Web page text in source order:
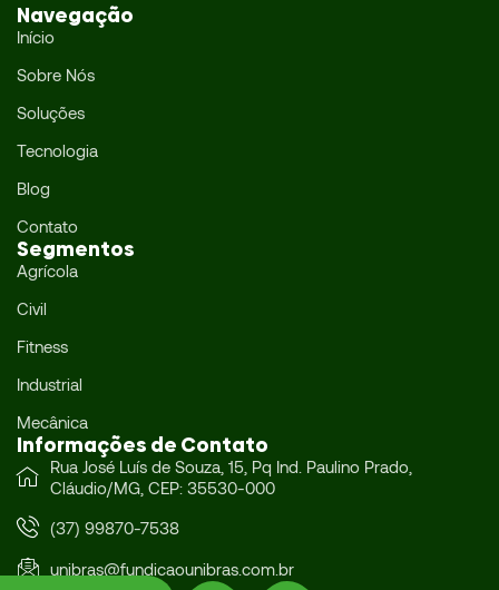
Navegação
Início
Sobre Nós
Soluções
Tecnologia
Blog
Contato
Segmentos
Agrícola
Civil
Fitness
Industrial
Mecânica
Informações de Contato
Rua José Luís de Souza, 15, Pq Ind. Paulino Prado,
Cláudio/MG, CEP: 35530-000
(37) 99870-7538
unibras@fundicaounibras.com.br